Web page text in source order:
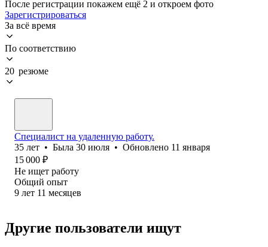
После регистрации покажем ещё 2 и откроем фото
Зарегистрироваться
За всё время
По соответствию
20 резюме
Специалист на удаленную работу.
35 лет • Была 30 июля • Обновлено 11 января
15 000 ₽
Не ищет работу
Общий опыт
9 лет 11 месяцев
Другие пользователи ищут